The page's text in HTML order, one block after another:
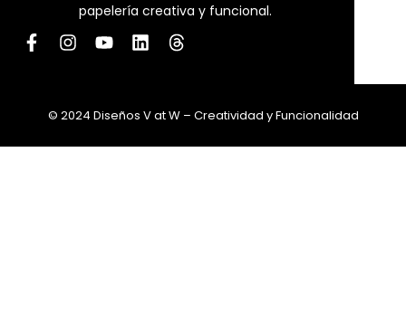
papelería creativa y funcional.
© 2024 Diseños V at W – Creatividad y Funcionalidad